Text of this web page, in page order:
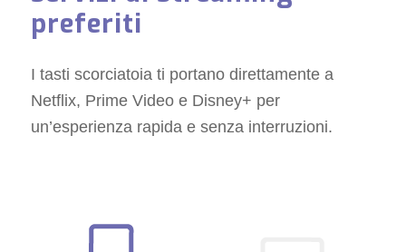
preferiti
I tasti scorciatoia ti portano direttamente a
Netflix, Prime Video e Disney+ per
un’esperienza rapida e senza interruzioni.